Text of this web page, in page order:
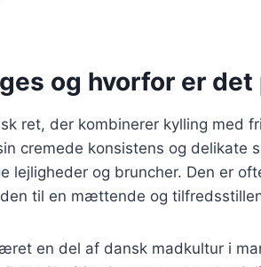
og hvorfor er
ret, der kombinerer kylling med
cremede konsistens og delikate
lejligheder og bruncher. Den er
til en mættende og
en del af dansk madkultur i